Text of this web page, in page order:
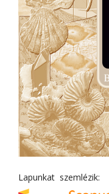
Lapunkat szemlézik: